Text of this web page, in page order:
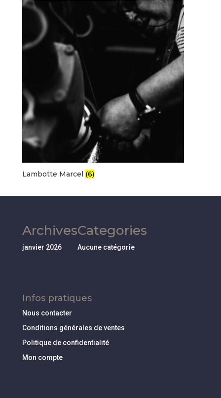
Lambotte Marcel (6)
Archives
janvier 2026
Categories
Aucune catégorie
Infos pratiques
Nous contacter
Conditions générales de ventes
Politique de confidentialité
Mon compte